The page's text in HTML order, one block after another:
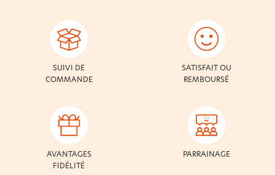
SUIVI DE
COMMANDE
SATISFAIT OU
REMBOURSÉ
AVANTAGES
FIDÉLITÉ
PARRAINAGE